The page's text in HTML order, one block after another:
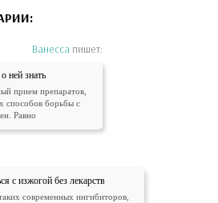
Ванесса пишет:
ней знать
прием препаратов,
способов борьбы с
Равно
с изжогой без лекарств
современных ингибиторов,